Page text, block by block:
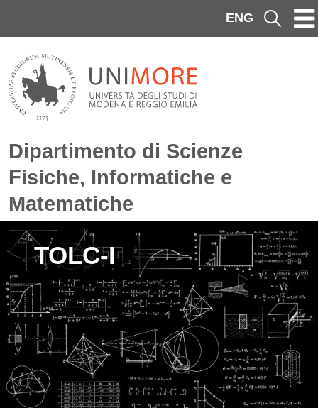
ENG Cerca
Dipartimento di Scienze
Fisiche, Informatiche e
Matematiche
Immagine
TOLC-I